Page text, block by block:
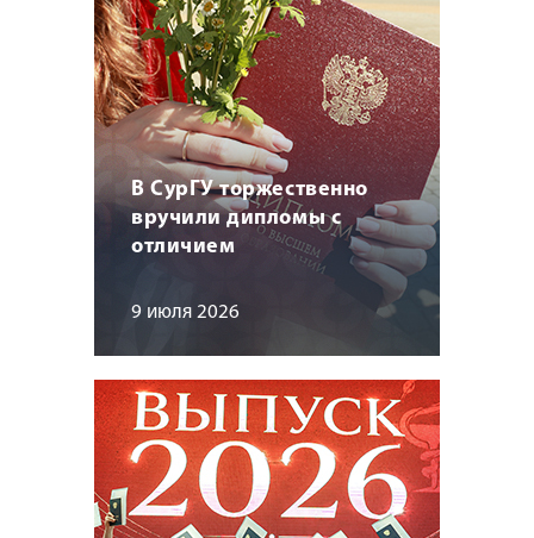
В СурГУ торжественно
вручили дипломы с
отличием
9 июля 2026